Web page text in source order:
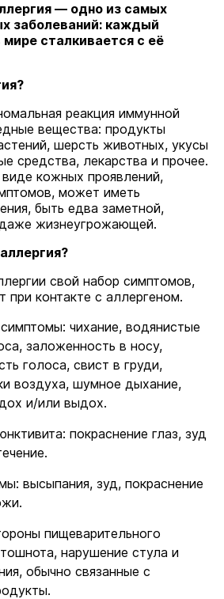
— одно из самых
заболеваний: каждый
мире сталкивается с её
реакция иммунной
вещества: продукты
шерсть животных, укусы
средства, лекарства и прочее.
кожных проявлений,
может иметь
быть едва заметной,
жизнеугрожающей.
свой набор симптомов,
при контакте с аллергеном.
чихание, водянистые
заложенность в носу,
голоса, свист в груди,
воздуха, шумное дыхание,
и/или выдох.
покраснение глаз, зуд
высыпания, зуд, покраснение
пищеварительного
нарушение стула и
обычно связанные с